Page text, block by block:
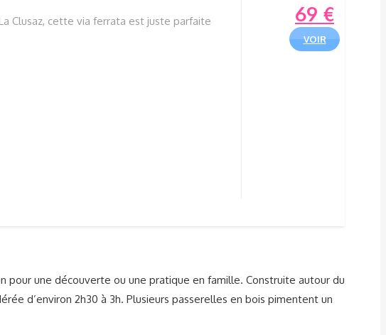
Clusaz, cette via ferrata est juste parfaite
69 €
VOIR
pour une découverte ou une pratique en famille. Construite autour du
d’environ 2h30 à 3h. Plusieurs passerelles en bois pimentent un